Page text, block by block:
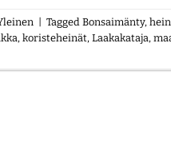
Tagged Bonsaimänty,
, koristeheinät, Laakakataja,